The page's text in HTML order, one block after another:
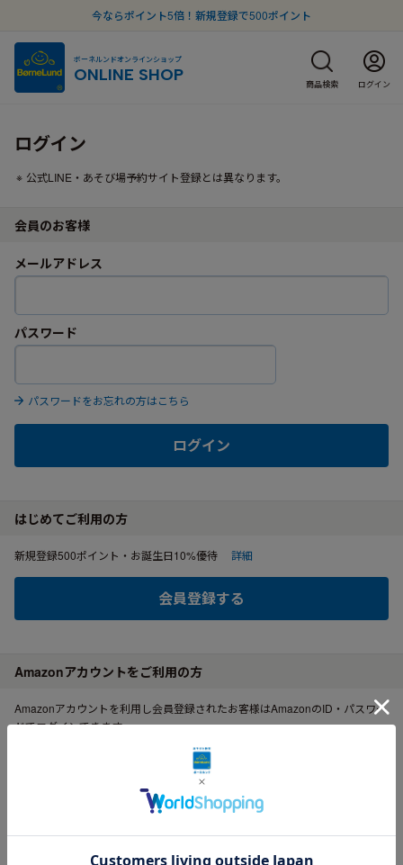
今ならポイント5倍！新規登録で500ポイント
ボーネルンドオンラインショップ
ONLINE SHOP 商品検索 ログイン
ログイン
公式LINE・あそび場予約サイト登録とは異なります。
会員のお客様
メールアドレス
パスワード
パスワードをお忘れの方はこちら
ログイン
はじめてご利用の方
新規登録500ポイント・お誕生日10%優待 詳細
会員登録する
Amazonアカウントをご利用の方
Amazonアカウントを利用し会員登録されたお客様はAmazonのID・パスワー
ドでログインできます。